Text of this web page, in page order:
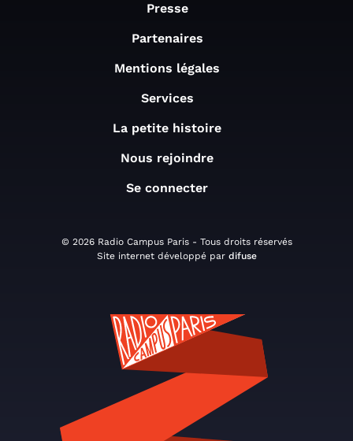
Presse
Partenaires
Mentions légales
Services
La petite histoire
Nous rejoindre
Se connecter
© 2026 Radio Campus Paris - Tous droits réservés
Site internet développé par difuse